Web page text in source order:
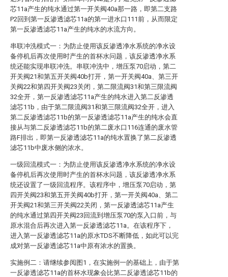
芯11a产生的纯水通过第一开关阀40a那一路，即第二支路
P2回到第一反渗透滤芯11a的第一进水口111前，从而限定
第一反渗透滤芯11a产生的纯水的水流方向。
串联冲洗模式一：为防止使用该反渗透净水系统的净水设
备停机后再次使用时产生的首杯水问题，该反渗透净水系
统还能实现串联冲洗。串联冲洗中，增压泵70启动，第二
开关阀21和第五开关阀40b打开，第一开关阀40a、第三开
关阀22和第四开关阀23关闭，第二限流阀31和第三限流阀
32全开，第一反渗透滤芯11a产生的纯水进入第二反渗透
滤芯11b，由于第二限流阀31和第三限流阀32全开，进入
第二反渗透滤芯11b的第一反渗透滤芯11a产生的纯水会直
接从与第二反渗透滤芯11b的第二废水口116连通的废水管
路F排出，即第一反渗透滤芯11a的纯水置换了第二反渗透
滤芯11b中废水侧的浓水。
一级回流模式一：为防止使用该反渗透净水系统的净水设
备停机后再次使用时产生的首杯水问题，该反渗透净水系
统还设置了一级回流程序。该程序中，增压泵70启动，第
四开关阀23和第五开关阀40b打开，第一开关阀40a、第二
开关阀21和第三开关阀22关闭，第一反渗透滤芯11a产生
的纯水通过第四开关阀23回流到增压泵70的泵入口前，与
原水混合后再次进入第一反渗透滤芯11a。在该程序下，
进入第一反渗透滤芯11a的原水TDS不断降低，如此可以完
成对第一反渗透滤芯11a中原有浓水的置换。
实施例二：请继续参阅图1，在实施例一的基础上，由于第
一反渗透滤芯11a的首杯水现象会比第二反渗透滤芯11b的